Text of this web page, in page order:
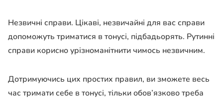
Незвичні справи. Цікаві, незвичайні для вас справи
допоможуть триматися в тонусі, підбадьорять. Рутинні
справи корисно урізноманітнити чимось незвичним.
Дотримуючись цих простих правил, ви зможете весь
час тримати себе в тонусі, тільки обов’язково треба